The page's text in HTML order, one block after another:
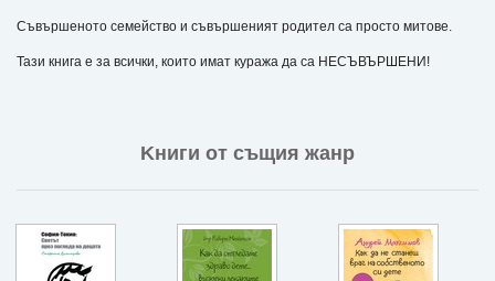
Съвършеното семейство и съвършеният родител са просто митове.
Тази книга е за всички, които имат куража да са НЕСЪВЪРШЕНИ!
Kниги от същия жанр